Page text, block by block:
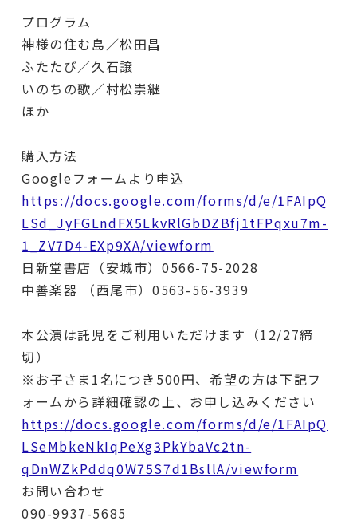
プログラム
神様の住む島／松田昌
ふたたび／久石譲
いのちの歌／村松崇継
ほか
購入方法
Googleフォームより申込
https://docs.google.com/forms/d/e/1FAIpQ
LSd_JyFGLndFX5LkvRlGbDZBfj1tFPqxu7m-
1_ZV7D4-EXp9XA/viewform
日新堂書店（安城市）0566-75-2028
中善楽器 （西尾市）0563-56-3939
本公演は託児をご利用いただけます（12/27締
切）
※お子さま1名につき500円、希望の方は下記フ
ォームから詳細確認の上、お申し込みください
https://docs.google.com/forms/d/e/1FAIpQ
LSeMbkeNkIqPeXg3PkYbaVc2tn-
qDnWZkPddq0W75S7d1BsllA/viewform
お問い合わせ
090-9937-5685